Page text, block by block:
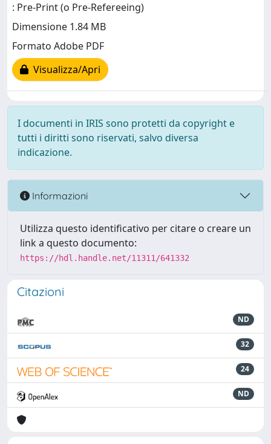
: Pre-Print (o Pre-Refereeing)
Dimensione 1.84 MB
Formato Adobe PDF
Visualizza/Apri
I documenti in IRIS sono protetti da copyright e
tutti i diritti sono riservati, salvo diversa
indicazione.
Informazioni
Utilizza questo identificativo per citare o creare un
link a questo documento:
https://hdl.handle.net/11311/641332
Citazioni
ND
32
24
ND